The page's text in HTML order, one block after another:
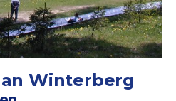
Winterberg